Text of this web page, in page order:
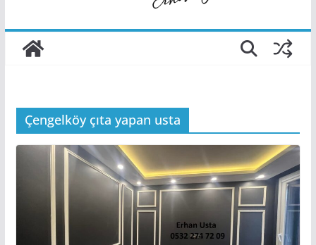
Çengelköy çıta yapan usta